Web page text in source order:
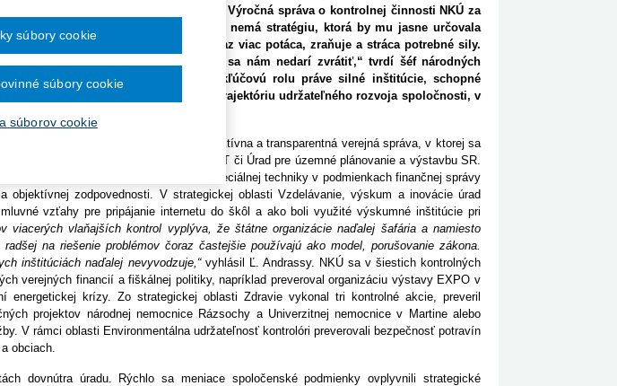
Ročník 2013
Ročník 2012
Ročník 2011
Ročník 2010
stavu a riešenie nedostatkov. Výročná správa o kontrolnej činnosti NKÚ za
kontrol sú alarmujúce. „Slovensko nemá stratégiu, ktorá by mu jasne určovala
ceste za prosperitou a rastom čoraz viac potáca, zraňuje a stráca potrebné sily.
aj za vyspelou Európou a tento stav sa nám nedarí zvrátiť,“ tvrdí šéf národných
že v krízových časoch zohrávajú kľúčovú rolu práve silné inštitúcie, schopné
konflikty a podporujú dobrú trajektóriu udržateľného rozvoja spoločnosti, v
najviac, až pätnásť kontrol v oblasti Efektívna a transparentná verejná správa, v ktorej sa
inštitúcií, akými sú Slovensko IT či Úrad pre územné plánovanie a výstavbu SR.
zariadení, obstaranie a vyraďovanie špeciálnej techniky v podmienkach finančnej správy
objektívnej zodpovednosti. V strategickej oblasti Vzdelávanie, výskum a inovácie úrad
vzťahy pre pripájanie internetu do škôl a ako boli využité výskumné inštitúcie pri
viacerých vlaňajších kontrol vyplýva, že štátne organizácie naďalej šafária a namiesto
na riešenie problémov čoraz častejšie používajú ako model, porušovanie zákona.
inštitúciách naďalej nevyvodzuje,“ vyhlásil Ľ. Andrassy. NKÚ sa v šiestich kontrolných
verejných financií a fiškálnej politiky, napríklad preveroval organizáciu výstavy EXPO v
energetickej krízy. Zo strategickej oblasti Zdravie vykonal tri kontrolné akcie, preveril
projektov národnej nemocnice Rázsochy a Univerzitnej nemocnice v Martine alebo
V rámci oblasti Environmentálna udržateľnosť kontrolóri preverovali bezpečnosť potravín
obciach.
dovnútra úradu. Rýchlo sa meniace spoločenské podmienky ovplyvnili strategické
súborov cookie
súbory cookie
súbory cookie